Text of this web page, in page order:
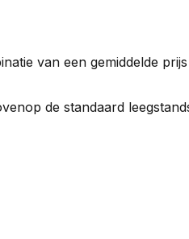
van een gemiddelde
de standaard